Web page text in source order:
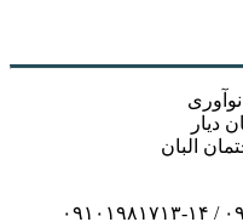
دیار
البان